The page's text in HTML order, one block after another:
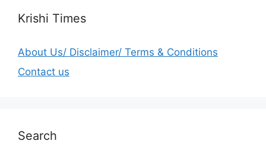
Krishi Times
About Us/ Disclaimer/ Terms & Conditions
Contact us
Search